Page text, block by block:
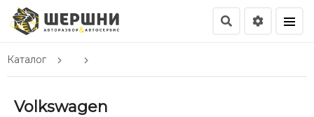
Каталог
Volkswagen